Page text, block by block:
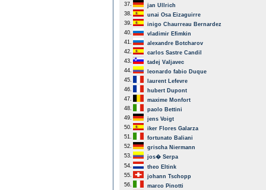
37.
jan Ullrich
38.
unai Osa Eizaguirre
39.
inigo Chaurreau Bernardez
40.
vladimir Efimkin
41.
alexandre Botcharov
42.
carlos Sastre Candil
43.
tadej Valjavec
44.
leonardo fabio Duque
45.
laurent Lefevre
46.
hubert Dupont
47.
maxime Monfort
48.
paolo Bettini
49.
jens Voigt
50.
iker Flores Galarza
51.
fortunato Baliani
52.
grischa Niermann
53.
jos� Serpa
54.
theo Eltink
55.
johann Tschopp
56.
marco Pinotti